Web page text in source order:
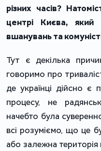
різних часів?
центрі Києва, який
вшанувань та
Тут є декілька
говоримо про
де українці дійсно є
процесу, не
начебто була
всі розуміємо, що це
або залежна